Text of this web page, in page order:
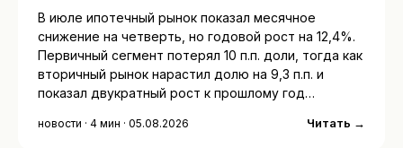
В июле ипотечный рынок показал месячное
снижение на четверть, но годовой рост на 12,4%.
Первичный сегмент потерял 10 п.п. доли, тогда как
вторичный рынок нарастил долю на 9,3 п.п. и
показал двукратный рост к прошлому год…
новости · 4 мин · 05.08.2026 Читать →